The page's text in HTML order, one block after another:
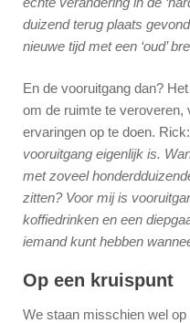
duizend terug plaats
nieuwe tijd met een ‘oud’
En de vooruitgang dan?
om de ruimte te
ervaringen op te doen. Rick:
vooruitgang eigenlijk is.
met zoveel
zitten? Voor mij is
koffiedrinken en een
iemand kunt hebben
Op een kruispunt
We staan misschien wel